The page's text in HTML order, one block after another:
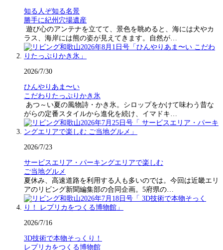
知る人ぞ知る名景
勝手に紀州穴場遺産
遊び心のアンテナを立てて、景色を眺めると、海には犬やカ
ラス、海岸には熊の姿が見えてきます。自然が…
2026/7/30
ひんやりあま〜い
こだわりたっぷりかき氷
あつ～い夏の風物詩・かき氷。シロップをかけて味わう昔な
がらの定番スタイルから進化を続け、イマドキ…
2026/7/23
サービスエリア・パーキングエリアで楽しむ
ご当地グルメ
夏休み、高速道路を利用する人も多いのでは。今回は近畿エリ
アのリビング新聞編集部の合同企画。5府県の…
2026/7/16
3D技術で本物そっくり！
レプリカをつくる博物館